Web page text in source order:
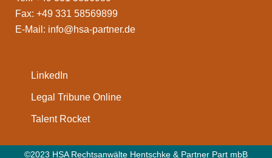
Fax: +49 331 58569899
E-Mail: info@hsa-partner.de
LinkedIn
Legal Tribune Online
Talent Rocket
©2023 HSA Rechtsanwälte Hentschke & Partner Part mbB